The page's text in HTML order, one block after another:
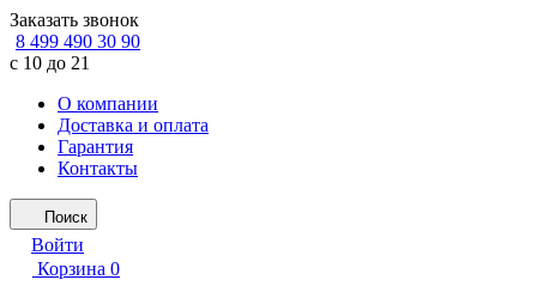
Заказать звонок
8 499 490 30 90
с 10 до 21
О компании
Доставка и оплата
Гарантия
Контакты
Поиск
Войти
Корзина 0